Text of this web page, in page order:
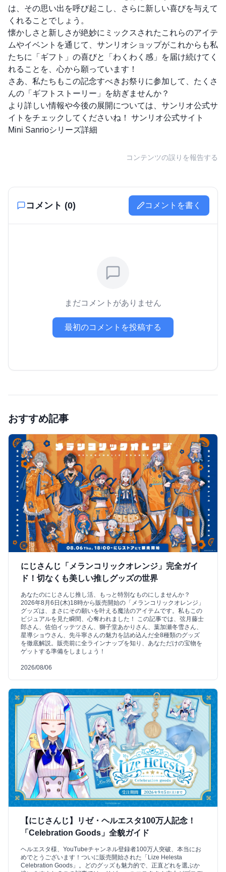
は、その思い出を呼び起こし、さらに新しい喜びを与えて
くれることでしょう。
懐かしさと新しさが絶妙にミックスされたこれらのアイテ
ムやイベントを通じて、サンリオショップがこれからも私
たちに「ギフト」の喜びと「わくわく感」を届け続けてく
れることを、心から願っています！
さあ、私たちもこの記念すべきお祭りに参加して、たくさ
んの「ギフトストーリー」を紡ぎませんか？
より詳しい情報や今後の展開については、サンリオ公式サ
イトをチェックしてくださいね！ サンリオ公式サイト
Mini Sanrioシリーズ詳細
コンテンツの誤りを報告する
コメント (0) コメントを書く
まだコメントがありません
最初のコメントを投稿する
おすすめ記事
にじさんじ「メランコリックオレンジ」完全ガイ
ド！切なくも美しい推しグッズの世界
あなたのにじさんじ推し活、もっと特別なものにしませんか？
2026年8月6日(木)18時から販売開始の「メランコリックオレンジ」
グッズは、まさにその願いを叶える魔法のアイテムです。私もこの
ビジュアルを見た瞬間、心奪われました！ この記事では、弦月藤士
郎さん、佐伯イッテツさん、獅子堂あかりさん、葉加瀬冬雪さん、
星導ショウさん、先斗寧さんの魅力を詰め込んだ全8種類のグッズ
を徹底解説。販売前に全ラインナップを知り、あなただけの宝物を
ゲットする準備をしましょう！
2026/08/06
【にじさんじ】リゼ・ヘルエスタ100万人記念！
「Celebration Goods」全貌ガイド
ヘルエスタ様、YouTubeチャンネル登録者100万人突破、本当にお
めでとうございます！ついに販売開始された「Lize Helesta
Celebration Goods」。どのグッズも魅力的で、正直どれを選ぶか